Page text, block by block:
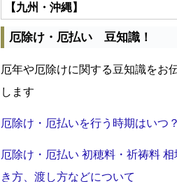
【九州・沖縄】
厄除け・厄払い 豆知識！
厄年や厄除けに関する豆知識をお
します
厄除け・厄払いを行う時期はいつ？
厄除け・厄払い 初穂料・祈祷料
き方、渡し方などについて